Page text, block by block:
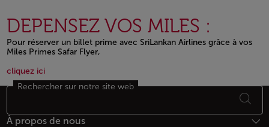
DEPENSEZ VOS MILES :
Pour réserver un billet prime avec SriLankan Airlines grâce à vos
Miles Primes Safar Flyer,
Open in a new window
cliquez iciOpen in a new window
Bas de page Plan du site
Rechercher sur notre site web
À propos de nous